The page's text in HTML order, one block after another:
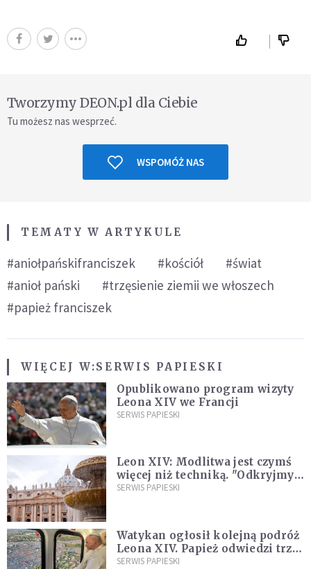
Tworzymy DEON.pl dla Ciebie
Tu możesz nas wesprzeć.
WSPOMÓŻ NAS
TEMATY W ARTYKULE
#aniołpańskifranciszek #kościół
#świat
#anioł pański
#trzęsienie ziemii we włoszech
#papież franciszek
WIĘCEJ W:SERWIS PAPIESKI
Opublikowano program wizyty
Leona XIV we Francji
SERWIS PAPIESKI
Leon XIV: Modlitwa jest czymś
więcej niż techniką. "Odkryjmy
ją na nowo"
SERWIS PAPIESKI
Watykan ogłosił kolejną podróż
Leona XIV. Papież odwiedzi trzy
kraje Ameryki Południowej
SERWIS PAPIESKI